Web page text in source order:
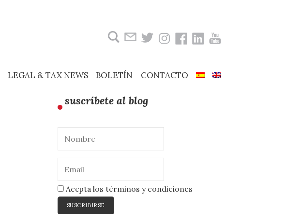
LEGAL & TAX NEWS BOLETÍN CONTACTO
suscríbete al blog
Acepta los términos y condiciones